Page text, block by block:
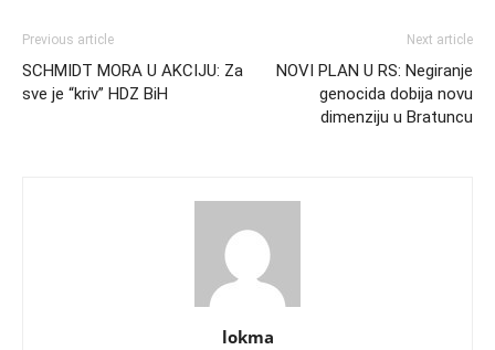
Previous article
SCHMIDT MORA U AKCIJU: Za
sve je “kriv” HDZ BiH
Next article
NOVI PLAN U RS: Negiranje
genocida dobija novu
dimenziju u Bratuncu
lokma